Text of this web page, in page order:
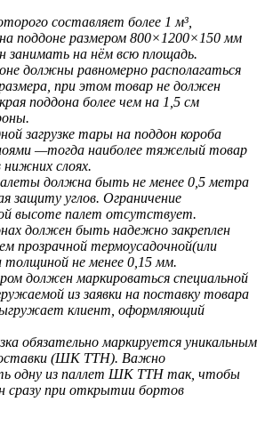
составляет более 1 м³,
поддоне размером 800×1200×150 мм
занимать на нём всю площадь.
должны равномерно располагаться
при этом товар не должен
поддона более чем на 1,5 см
загрузке тары на поддон короба
—тогда наиболее тяжелый товар
слоях.
должна быть не менее 0,5 метра
защиту углов. Ограничение
высоте палет отсутствует.
должен быть надежно закреплен
прозрачной термоусадочной(или
толщиной не менее 0,15 мм.
должен маркироваться специальной
из заявки на поставку товара
клиент, оформляющий
обязательно маркируется уникальным
(ШК ТТН). Важно
одну из паллет ШК ТТН так, чтобы
сразу при открытии бортов